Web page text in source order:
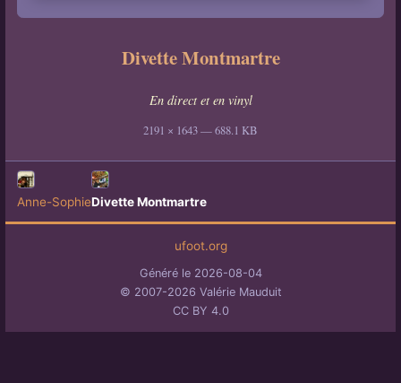
Divette Montmartre
En direct et en vinyl
2191 × 1643 — 688.1 KB
Anne-SophieDivette Montmartre
ufoot.org
Généré le 2026-08-04
© 2007-2026 Valérie Mauduit
CC BY 4.0